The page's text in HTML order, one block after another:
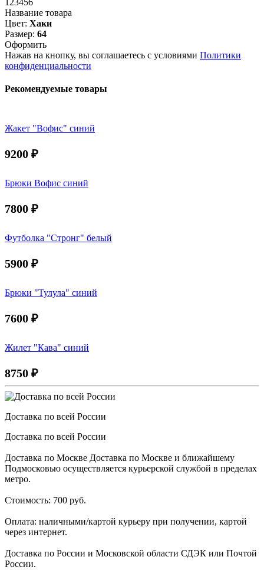
Название товара
Цвет: Хаки
Размер: 64
Оформить
Нажав на кнопку, вы соглашаетесь с условиями Политики
конфиденциальности
Рекомендуемые товары
Жакет "Вофис" синий
9200 ₽
Брюки Вофис синий
7800 ₽
Футболка "Стронг" белый
5900 ₽
Брюки "Тулула" синий
7600 ₽
Жилет "Кава" синий
8750 ₽
Доставка по всей России
Доставка по всей России
Доставка по Москве Доставка по Москве и ближайшему
Подмосковью осуществляется курьерской службой в пределах
метро.
Стоимость: 700 руб.
Оплата: наличными/картой курьеру при получении, картой
через интернет.
Доставка по России и Московской области СДЭК или Почтой
России.